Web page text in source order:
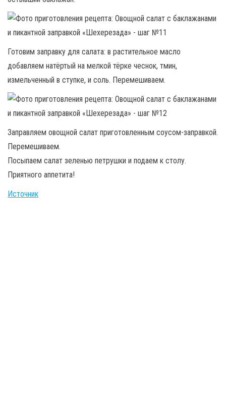
Готовим заправку для салата: в растительное масло
добавляем натёртый на мелкой тёрке чеснок, тмин,
измельченный в ступке, и соль. Перемешиваем.
Заправляем овощной салат приготовленным соусом-заправкой.
Перемешиваем.
Посыпаем салат зеленью петрушки и подаем к столу.
Приятного аппетита!
Источник